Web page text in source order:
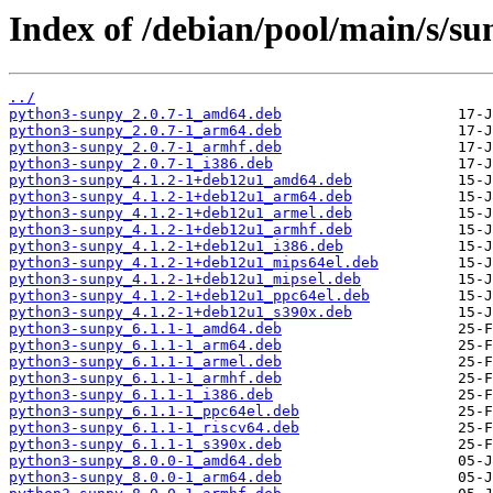
Index of /debian/pool/main/s/
../
python3-sunpy_2.0.7-1_amd64.deb
python3-sunpy_2.0.7-1_arm64.deb
python3-sunpy_2.0.7-1_armhf.deb
python3-sunpy_2.0.7-1_i386.deb
python3-sunpy_4.1.2-1+deb12u1_amd64.deb
python3-sunpy_4.1.2-1+deb12u1_arm64.deb
python3-sunpy_4.1.2-1+deb12u1_armel.deb
python3-sunpy_4.1.2-1+deb12u1_armhf.deb
python3-sunpy_4.1.2-1+deb12u1_i386.deb
python3-sunpy_4.1.2-1+deb12u1_mips64el.deb
python3-sunpy_4.1.2-1+deb12u1_mipsel.deb
python3-sunpy_4.1.2-1+deb12u1_ppc64el.deb
python3-sunpy_4.1.2-1+deb12u1_s390x.deb
python3-sunpy_6.1.1-1_amd64.deb
python3-sunpy_6.1.1-1_arm64.deb
python3-sunpy_6.1.1-1_armel.deb
python3-sunpy_6.1.1-1_armhf.deb
python3-sunpy_6.1.1-1_i386.deb
python3-sunpy_6.1.1-1_ppc64el.deb
python3-sunpy_6.1.1-1_riscv64.deb
python3-sunpy_6.1.1-1_s390x.deb
python3-sunpy_8.0.0-1_amd64.deb
python3-sunpy_8.0.0-1_arm64.deb